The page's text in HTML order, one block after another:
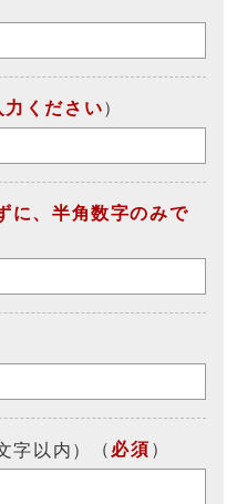
ください）
に、半角数字のみで
字以内） （ 必須 ）